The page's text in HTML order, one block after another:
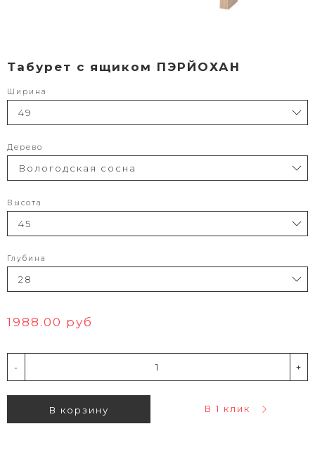
Табурет c ящиком ПЭРЙОХАН
Ширина
Дерево
Высота
Глубина
1988.00 руб
- +
В корзину В 1 клик